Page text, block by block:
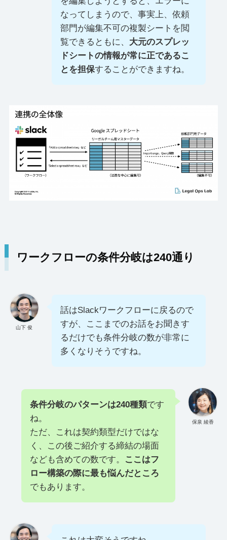
なってしまうので、事実上、依頼
部門が編集不可の複製シートを閲
覧できるともに、 大元のスプレッ
ドシートの情報が常に正であるこ
とを担保することができますね。
ワークフローの条件分岐は240通り
山下 俊
話はSlackワークフローに戻るので
すが、ここまでのお話をお聞きす
るだけでも条件分岐の数が非常に
多くなりそうですね。
保泉 綾香
条件分岐のパターンは240種類です
ね。
ただ、これは契約類型だけではな
く、この後ご紹介する締結の場面
なども含めての数です。
ここはフ
ロー構築の際に最も悩んだところ
でもあります。